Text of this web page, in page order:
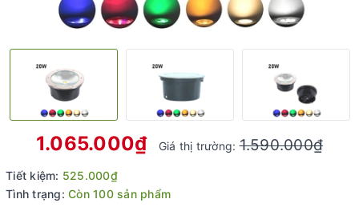
1.065.000₫ Giá thị trường:1.590.000₫
Tiết kiệm: 525.000₫
Tình trạng: Còn 100 sản phẩm